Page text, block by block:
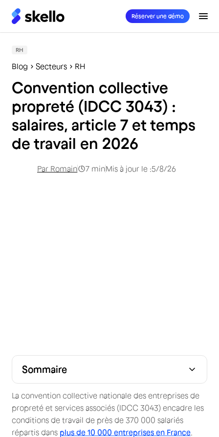
Réserver une démo
RH
Blog Secteurs RH
Convention collective
propreté (IDCC 3043) :
salaires, article 7 et temps
de travail en 2026
Par Romain 7 minMis à jour le :5/8/26
La convention collective nationale des entreprises de
propreté et services associés (IDCC 3043) encadre les
conditions de travail de près de 370 000 salariés
répartis dans plus de 10 000 entreprises en France
Sommaire
de prestataire